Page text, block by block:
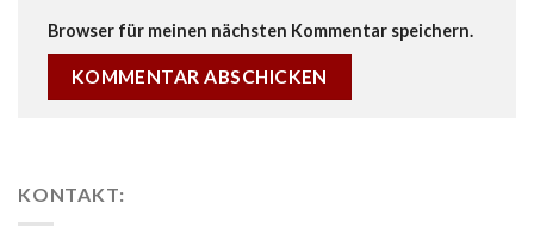
Browser für meinen nächsten Kommentar speichern.
KONTAKT: